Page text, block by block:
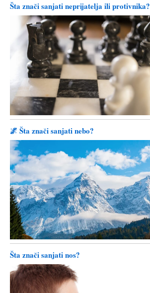
Šta znači sanjati neprijatelja ili protivnika?
🌌 Šta znači sanjati nebo?
Šta znači sanjati nos?